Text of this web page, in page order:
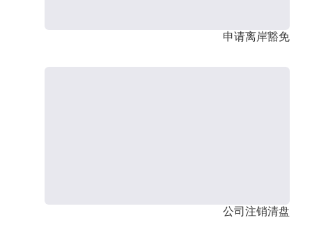
申请离岸豁免
公司注销清盘